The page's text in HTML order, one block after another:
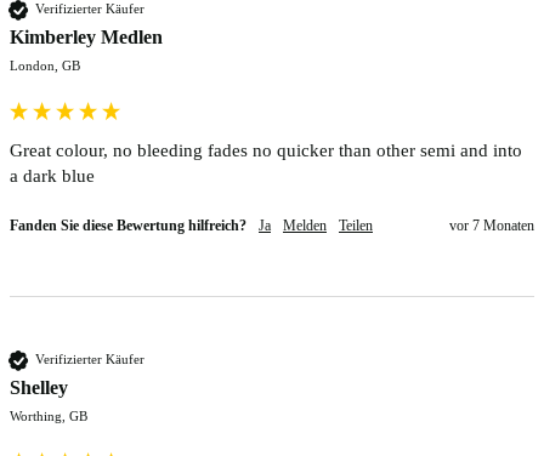
Verifizierter Käufer
Kimberley Medlen
London, GB
Great colour, no bleeding fades no quicker than other semi and into
a dark blue
Fanden Sie diese Bewertung hilfreich? Ja Melden Teilen vor 7 Monaten
Verifizierter Käufer
Shelley
Worthing, GB